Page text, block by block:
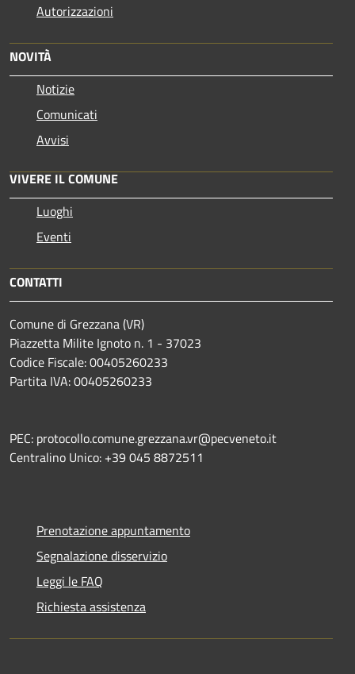
Autorizzazioni
NOVITÀ
Notizie
Comunicati
Avvisi
VIVERE IL COMUNE
Luoghi
Eventi
CONTATTI
Comune di Grezzana (VR)
Piazzetta Milite Ignoto n. 1 - 37023
Codice Fiscale: 00405260233
Partita IVA: 00405260233
PEC: protocollo.comune.grezzana.vr@pecveneto.it
Centralino Unico: +39 045 8872511
Prenotazione appuntamento
Segnalazione disservizio
Leggi le FAQ
Richiesta assistenza